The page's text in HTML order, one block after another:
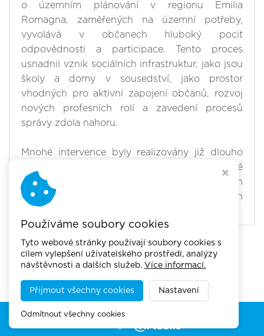
o územním plánování v regionu Emilia
Romagna, zaměřených na územní potřeby,
vyvolává v občanech hluboký pocit
odpovědnosti a participace. Tento proces
usnadnil vznik sociálních infrastruktur, jako jsou
školy a domy v sousedství, jako prostor
vhodných pro aktivní zapojení občanů, rozvoj
nových profesních rolí a zavedení procesů
správy zdola nahoru.
Mnohé intervence byly realizovány již dlouho
předtím, než se objevil termín „15minutové
město“. To vysvětluje, proč město tento termín
výslovně nepoužívá k popisu již zavedených
Copyright © 2026, Akademie městské mobility
Používáme soubory cookies
Tyto webové stránky používají soubory cookies s
cílem vylepšení uživatelského prostředí, analýzy
návštěvnosti a dalších služeb. Více informací.
Přijmout všechny cookies Nastavení
Odmítnout všechny cookies